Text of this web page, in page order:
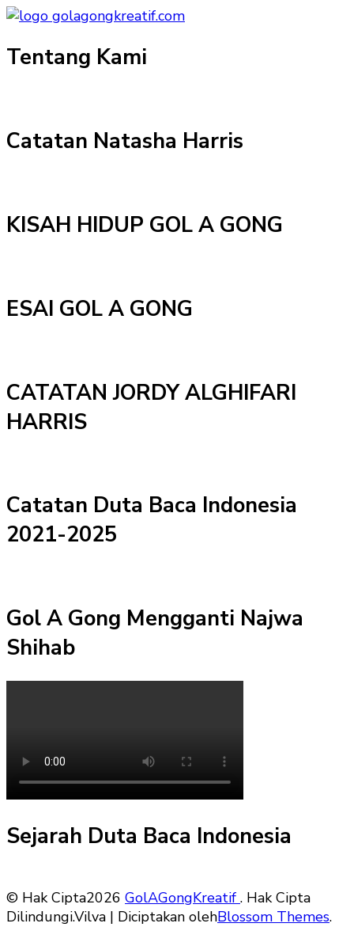
Tentang Kami
Catatan Natasha Harris
KISAH HIDUP GOL A GONG
ESAI GOL A GONG
CATATAN JORDY ALGHIFARI
HARRIS
Catatan Duta Baca Indonesia
2021-2025
Gol A Gong Mengganti Najwa
Shihab
Sejarah Duta Baca Indonesia
© Hak Cipta2026 GolAGongKreatif . Hak Cipta
Dilindungi.Vilva | Diciptakan olehBlossom Themes.